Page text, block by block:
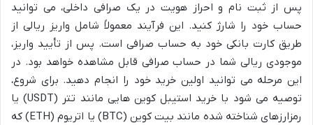
پس از ثبت نام و احراز هویت در یک صرافی داخلی، می توانید
حساب خود را شارژ کنید. این فرآیند معمولاً شامل واریز ریالی از
طریق کارت بانکی خود به حساب صرافی است. پس از تأیید واریز،
موجودی ریالی شما در حساب صرافی قابل مشاهده خواهد بود. در
این مرحله می توانید اولین خرید خود را انجام دهید. برای شروع،
توصیه می شود با خرید استیبل کوین هایی مانند تتر (USDT) یا
رمزارزهای شناخته شده مانند بیت کوین (BTC) یا اتریوم (ETH) که